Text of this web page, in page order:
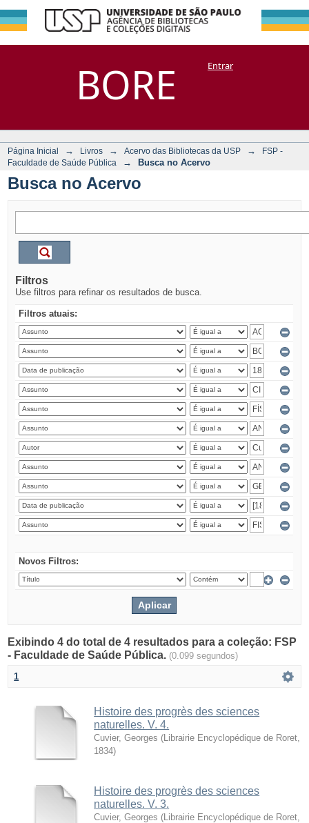
BORE
Busca no Acervo
DSpace/Manakin + CoriscoEntrar
Página Inicial → Livros → Acervo das Bibliotecas da USP →
FSP -
Faculdade de Saúde Pública
→ Busca no Acervo
Busca no Acervo
Filtros
Use filtros para refinar os resultados de busca.
Filtros atuais:
Novos Filtros:
Exibindo 4 do total de 4 resultados para a coleção: FSP
- Faculdade de Saúde Pública. (0.099 segundos)
1
Histoire des progrès des sciences
naturelles. V. 4.
Cuvier, Georges ( Librairie Encyclopédique de Roret
1834)
Histoire des progrès des sciences
naturelles. V. 3.
Cuvier, Georges ( Librairie Encyclopédique de Roret